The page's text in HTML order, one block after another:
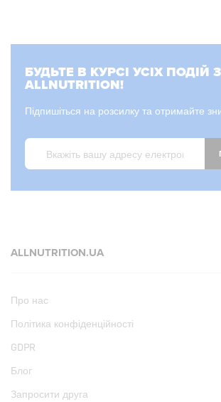
БУДЬТЕ В КУРСІ УСІХ ПОДІЙ З
ALLNUTRITION!
Підпишіться на розсилку та отримайте
ALLNUTRITION.UA
Про нас
Політика конфіденційності
GDPR
Блог
Запросити друга